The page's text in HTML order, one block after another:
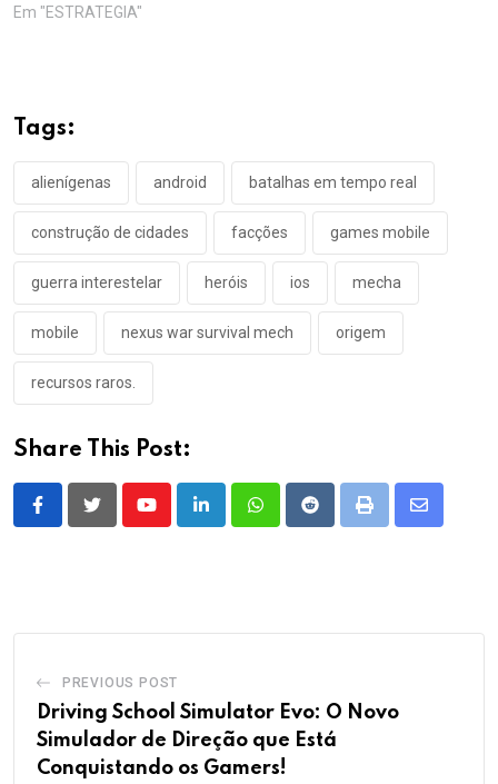
Em "ESTRATEGIA"
Tags:
alienígenas android batalhas em tempo real
construção de cidades facções games mobile
guerra interestelar heróis ios mecha
mobile nexus war survival mech origem
recursos raros.
Share This Post:
YoutubeLinkedInWhatsappRedditPrint
Share
PREVIOUS POST
Driving School Simulator Evo: O Novo
Simulador de Direção que Está
Conquistando os Gamers!